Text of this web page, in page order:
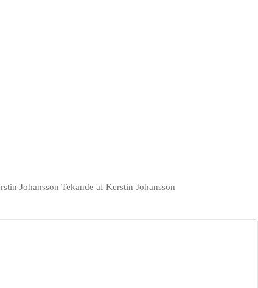
Tekande af Kerstin Johansson